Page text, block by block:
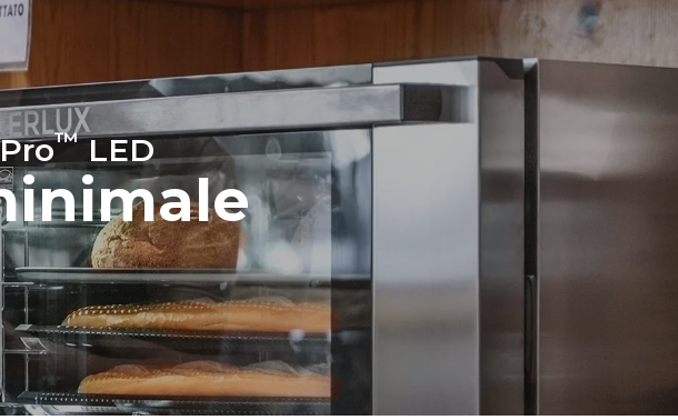
™LED